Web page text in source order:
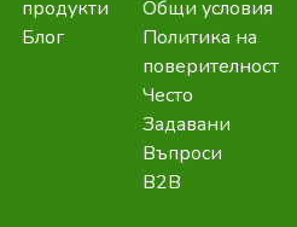
продукти
Блог
Общи условия
Политика на
поверителност
Често
Задавани
Въпроси
B2B